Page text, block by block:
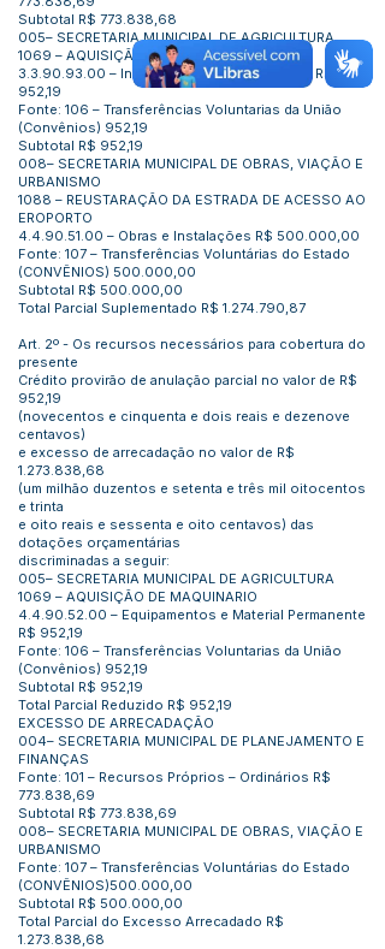
Subtotal R$ 773.838,68
005– SECRETARIA MUNICIPAL DE AGRICULTURA
1069 – AQUISIÇÃO DE MAQUINARIO
3.3.90.93.00 – Indenizações e Restituições R$
952,19
Fonte: 106 – Transferências Voluntarias da União
(Convênios) 952,19
Subtotal R$ 952,19
008– SECRETARIA MUNICIPAL DE OBRAS, VIAÇÃO E
URBANISMO
1088 – REUSTARAÇÃO DA ESTRADA DE ACESSO AO
EROPORTO
4.4.90.51.00 – Obras e Instalações R$ 500.000,00
Fonte: 107 – Transferências Voluntárias do Estado
(CONVÊNIOS) 500.000,00
Subtotal R$ 500.000,00
Total Parcial Suplementado R$ 1.274.790,87
Art. 2º - Os recursos necessários para cobertura do
presente
Crédito provirão de anulação parcial no valor de R$
952,19
(novecentos e cinquenta e dois reais e dezenove
centavos)
e excesso de arrecadação no valor de R$
1.273.838,68
(um milhão duzentos e setenta e três mil oitocentos
e trinta
e oito reais e sessenta e oito centavos) das
dotações orçamentárias
discriminadas a seguir:
005– SECRETARIA MUNICIPAL DE AGRICULTURA
1069 – AQUISIÇÃO DE MAQUINARIO
4.4.90.52.00 – Equipamentos e Material Permanente
R$ 952,19
Fonte: 106 – Transferências Voluntarias da União
(Convênios) 952,19
Subtotal R$ 952,19
Total Parcial Reduzido R$ 952,19
EXCESSO DE ARRECADAÇÃO
004– SECRETARIA MUNICIPAL DE PLANEJAMENTO E
FINANÇAS
Fonte: 101 – Recursos Próprios – Ordinários R$
773.838,69
Subtotal R$ 773.838,69
008– SECRETARIA MUNICIPAL DE OBRAS, VIAÇÃO E
URBANISMO
Fonte: 107 – Transferências Voluntárias do Estado
(CONVÊNIOS)500.000,00
Subtotal R$ 500.000,00
Total Parcial do Excesso Arrecadado R$
1.273.838,68